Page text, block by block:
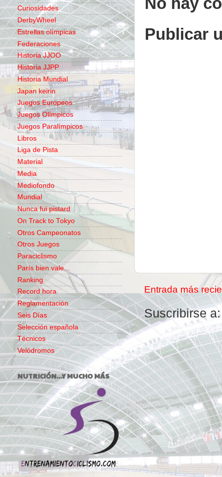
Publicar
Entrada más
Suscribirse
Curiosidades
DerbyWheel
Estrellas olímpicas
Federaciones
Historia JJOO
Historia JJPP
Historia Mundial
Japan keirin
Juegos Europeos
Juegos Olímpicos
Juegos Paralímpicos
Libros
Liga de Pista
Material
Media
Mediofondo
Mundial
Nunca fui pistard
On Track to Tokyo
Otros Campeonatos
Otros Juegos
Paraciclismo
París bien vale...
Ranking
Record hora
Reglamentación
Seis Días
Selección española
Técnicos
Velódromos
NUTRICIÓN...Y MUCHO MÁS